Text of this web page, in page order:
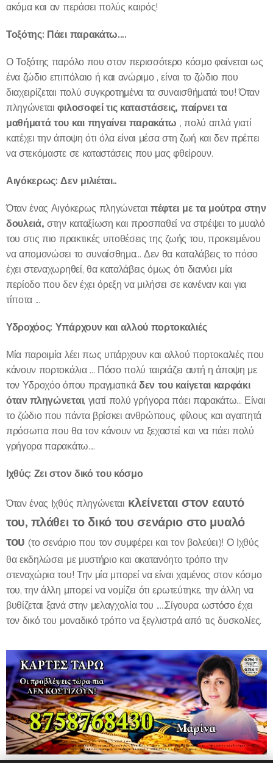
ακόμα και αν περάσει πολύς καιρός!
Τοξότης: Πάει παρακάτω....
Ο Τοξότης παρόλο που στον περισσότερο κόσμο φαίνεται ως
ένα ζώδιο επιπόλαιο ή και ανώριμο , είναι το ζώδιο που
διαχειρίζεται πολύ συγκροτημένα τα συναισθήματά του! Όταν
πληγώνεται φιλοσοφεί τις καταστάσεις, παίρνει τα
μαθήματά του και πηγαίνει παρακάτω , πολύ απλά γιατί
κατέχει την άποψη ότι όλα είναι μέσα στη ζωή και δεν πρέπει
να στεκόμαστε σε καταστάσεις που μας φθείρουν.
Αιγόκερως: Δεν μιλιέται..
Όταν ένας Αιγόκερως πληγώνεταιπέφτει με τα μούτρα στην
δουλειά, στην καταξίωση και προσπαθεί να στρέψει το μυαλό
του στις πιο πρακτικές υποθέσεις της ζωής του, προκειμένου
να απομονώσει το συναίσθημα... Δεν θα καταλάβεις το πόσο
έχει στεναχωρηθεί, θα καταλάβεις όμως ότι διανύει μία
περίοδο που δεν έχει όρεξη να μιλήσει σε κανέναν και για
τίποτα ...
Υδροχόος: Υπάρχουν και αλλού πορτοκαλιές
Μία παροιμία λέει πως υπάρχουν και αλλού πορτοκαλιές που
κάνουν πορτοκάλια ... Πόσο πολύ ταιριάζει αυτή η άποψη με
τον Υδροχόο όπου πραγματικάδεν του καίγεται καρφάκι
όταν πληγώνεται, γιατί πολύ γρήγορα πάει παρακάτω... Είναι
το ζώδιο που πάντα βρίσκει ανθρώπους, φίλους και αγαπητά
πρόσωπα που θα τον κάνουν να ξεχαστεί και να πάει πολύ
γρήγορα παρακάτω....
Ιχθύς: Ζει στον δικό του κόσμο
Όταν ένας Ιχθύς πληγώνεται κλείνεται στον εαυτό
του, πλάθει το δικό του σενάριο στο μυαλό
του (το σενάριο που τον συμφέρει και τον βολεύει)! Ο Ιχθύς
θα εκδηλώσει με μυστήριο και ακατανόητο τρόπο την
στεναχώρια του! Την μία μπορεί να είναι χαμένος στον κόσμο
του, την άλλη μπορεί να νομίζει ότι ερωτεύτηκε, την άλλη να
βυθίζεται ξανά στην μελαγχολία του .....Σίγουρα ωστόσο έχει
τον δικό του μοναδικό τρόπο να ξεγλιστρά από τις δυσκολίες.